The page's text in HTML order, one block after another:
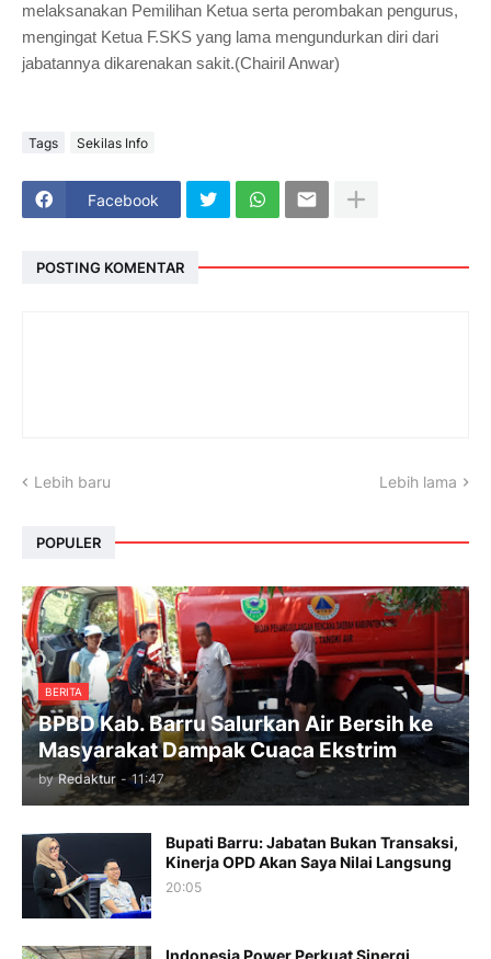
melaksanakan Pemilihan Ketua serta perombakan pengurus,
mengingat Ketua F.SKS yang lama mengundurkan diri dari
jabatannya dikarenakan sakit.(Chairil Anwar)
Tags Sekilas Info
Facebook
POSTING KOMENTAR
Lebih baru Lebih lama
POPULER
BERITA
BPBD Kab. Barru Salurkan Air Bersih ke
Masyarakat Dampak Cuaca Ekstrim
by Redaktur - 11:47
Bupati Barru: Jabatan Bukan Transaksi,
Kinerja OPD Akan Saya Nilai Langsung
20:05